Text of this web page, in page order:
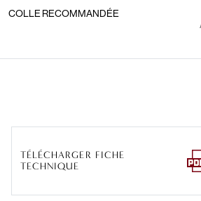
COLLE RECOMMANDÉE
TÉLÉCHARGER FICHE
TECHNIQUE